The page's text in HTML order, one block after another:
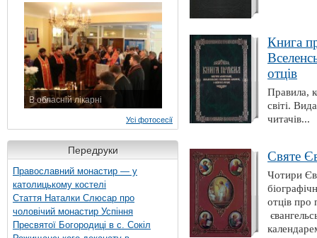
В обласній лікарні
Усі фотосесії
Передруки
Православний монастир — у
католицькому костелі
Стаття Наталки Слюсар про
чоловічий монастир Успіння
Пресвятої Богородиці в с. Сокіл
Книга
отців
Правила,
світі.
читачів...
Святе
Чотири
отців про